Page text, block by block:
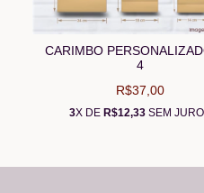
CARIMBO
4
R$37,00
3X DE R$12,33 SEM